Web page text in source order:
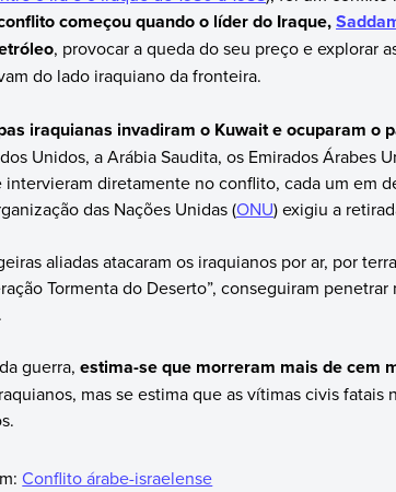
começou quando o líder do Iraque,
, provocar a queda do seu preço e explorar
do lado iraquiano da fronteira.
iraquianas invadiram o Kuwait e ocuparam o
Unidos, a Arábia Saudita, os Emirados Árabes
intervieram diretamente no conflito, cada um em
das Nações Unidas (ONU) exigiu a
aliadas atacaram os iraquianos por ar, por
Tormenta do Deserto”, conseguiram
guerra, estima-se que morreram mais de cem
mas se estima que as vítimas civis fatais
Conflito árabe-israelense